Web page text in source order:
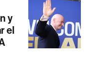
y
el